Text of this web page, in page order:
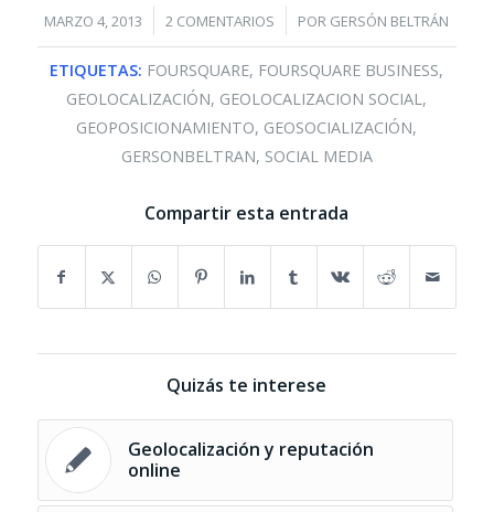
MARZO 4, 2013
/ 2 COMENTARIOS
/ POR GERSÓN BELTRÁN
ETIQUETAS: FOURSQUARE, FOURSQUARE BUSINESS,
GEOLOCALIZACIÓN, GEOLOCALIZACION SOCIAL,
GEOPOSICIONAMIENTO, GEOSOCIALIZACIÓN,
GERSONBELTRAN, SOCIAL MEDIA
Compartir esta entrada
Quizás te interese
Geolocalización y reputación
online